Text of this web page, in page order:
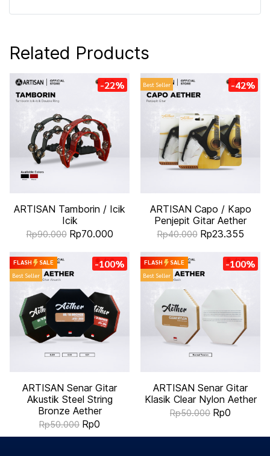
Related Products
-22%
ARTISAN Tamborin / Icik
Icik
Rp90.000 Rp70.000
Best Seller -42%
ARTISAN Capo / Kapo
Penjepit Gitar Aether
Rp40.000 Rp23.355
FLASH
SALE
Best Seller
-100%
ARTISAN Senar Gitar
Akustik Steel String
Bronze Aether
Rp50.000 Rp0
FLASH
SALE
Best Seller
-100%
ARTISAN Senar Gitar
Klasik Clear Nylon Aether
Rp50.000 Rp0